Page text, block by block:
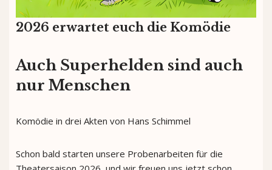
2026 erwartet euch die Komödie
Auch Superhelden sind auch
nur Menschen
Komödie in drei Akten von Hans Schimmel
Schon bald starten unsere Probenarbeiten für die